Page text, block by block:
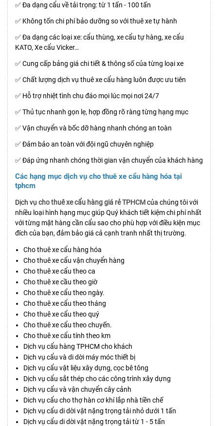
✅ Đa dạng cẩu về tải trọng: từ 1 tấn - 100 tấn
✅ Không tốn chi phí bảo dưỡng so với thuê xe tự hành
✅ Đa dạng các loại xe: cẩu thùng, xe cẩu tự hàng, xe cẩu
KATO, Xe cẩu Vicker…
✅ Cung cấp bảng giá chi tiết & thông số của từng loại xe
✅ Chất lượng dịch vụ thuê xe cẩu hàng luôn được ưu tiên
✅ Hỗ trợ nhiệt tình chu đáo mọi lúc mọi nơi 24/7
✅ Thủ tục nhanh gọn lẹ, hợp đồng rõ ràng từng hạng mục
✅ Vận chuyển và bốc dỡ hàng nhanh chóng an toàn
✅ Đảm bảo an toàn với đội ngũ chuyên nghiệp
✅ Đáp ứng nhanh chóng thời gian vận chuyển của khách hàng
Các hạng mục dịch vụ cho thuê xe cẩu hàng hóa tại
tphcm
Dịch vụ cho thuê xe cẩu hàng giá rẻ TPHCMcủa chúng tôi với
nhiều loại hình hạng mục giúp Quý khách tiết kiệm chi phí nhất
với từng mặt hàng cần cẩu sao cho phù hợp với điều kiện mục
đích của bạn, đảm bảo giá cả cạnh tranh nhất thị trường.
Cho thuê xe cẩu hàng hóa
Cho thuê xe cẩu vận chuyển hàng
Cho thuê xe cẩu theo ca
Cho thuê xe cầu theo giờ
Cho thuê xe cẩu theo ngày.
Cho thuê xe cẩu theo tháng
Cho thuê xe cẩu theo quý
Cho thuê xe cẩu theo chuyến.
Cho thuê xe cẩu tính theo km
Dịch vụ cẩu hàng TPHCM cho khách
Dịch vụ cẩu và di dời máy móc thiết bị
Dịch vụ cẩu vật liệu xây dựng, cọc bê tông
Dịch vụ cẩu sắt thép cho các công trình xây dựng
Dịch vụ cẩu và vận chuyển cây cảnh
Dich vụ cẩu cho thợ hàn cơ khí lắp nhà tiền chế
Dịch vụ cẩu di dời vật nặng trọng tải nhỏ dưới 1 tấn
Dịch vụ cẩu di dời vật nặng trọng tải từ 1 - 5 tấn